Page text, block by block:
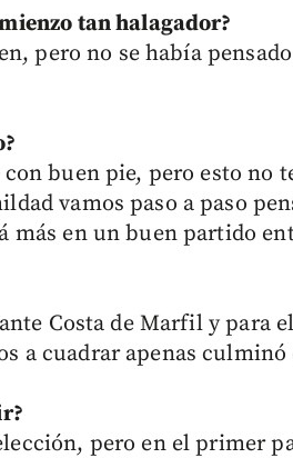
tan halagador?
pero no se había
buen pie, pero esto no
vamos paso a paso
más en un buen partido
Costa de Marfil y para
a cuadrar apenas culminó
pero en el primer